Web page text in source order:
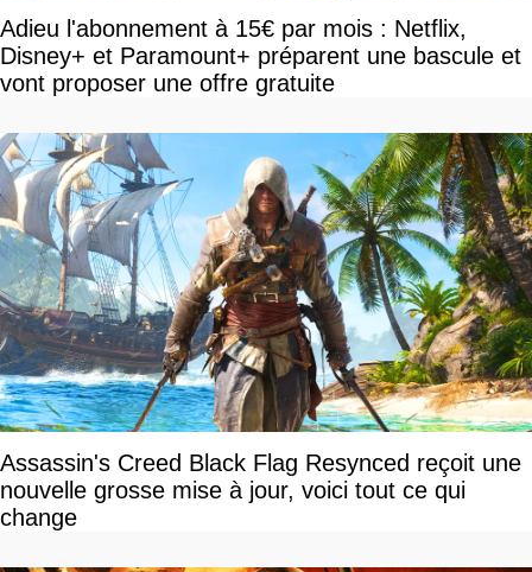
Adieu l'abonnement à 15€ par mois : Netflix,
Disney+ et Paramount+ préparent une bascule et
vont proposer une offre gratuite
Assassin's Creed Black Flag Resynced reçoit une
nouvelle grosse mise à jour, voici tout ce qui
change